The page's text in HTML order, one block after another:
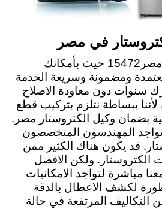
في مصر
مع توكيل الكتروستار مصر15472 حيث بأمكانك
ومضمونة وسريعة الخدمة
سنوات دون معاودة الاصلاح
ببساطة نتلزم بتركيب قطع
بضمان وكيل الكتروستار مصر.
المهندسون المتخصصون
قد يكون هناك الكثير ممن
الكتروستار. ولكن الافضل
مباشرة لتواجد الامكانيات
لكشف الاعطال بالدقة
التكاليف المرتفعة في حالة